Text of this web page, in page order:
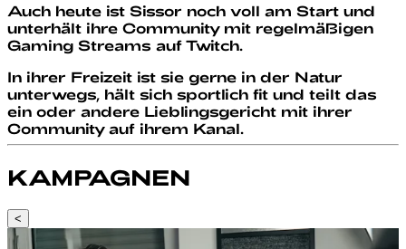
Auch heute ist Sissor noch voll am Start und
unterhält ihre Community mit regelmäßigen
Gaming Streams auf Twitch.
In ihrer Freizeit ist sie gerne in der Natur
unterwegs, hält sich sportlich fit und teilt das
ein oder andere Lieblingsgericht mit ihrer
Community auf ihrem Kanal.
KAMPAGNEN
<